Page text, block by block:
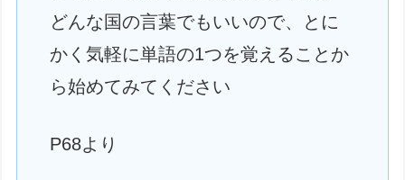
どんな国の言葉でもいいので、とに
かく気軽に単語の1つを覚えることか
ら始めてみてください
P68より